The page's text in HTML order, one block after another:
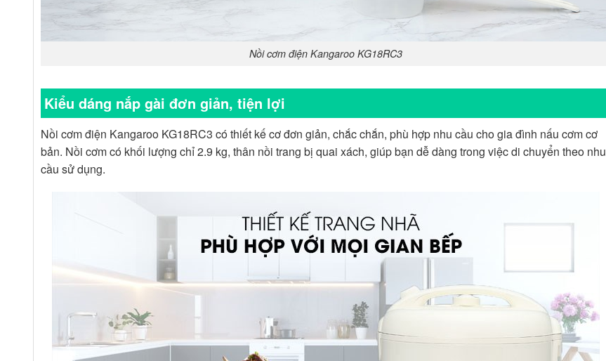
Nồi cơm điện Kangaroo KG18RC3
Kiểu dáng nắp gài đơn giản, tiện lợi
Nồi cơm điện Kangaroo KG18RC3 có thiết kế cơ đơn giản, chắc chắn, phù hợp nhu cầu cho gia đình nấu cơm cơ
bản. Nồi cơm có khối lượng chỉ 2.9 kg, thân nồi trang bị quai xách, giúp bạn dễ dàng trong việc di chuyển theo nhu
cầu sử dụng.